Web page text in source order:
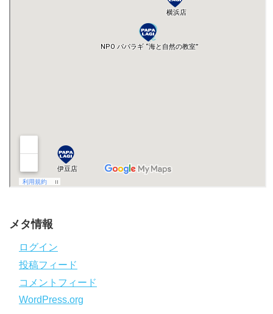
メタ情報
ログイン
投稿フィード
コメントフィード
WordPress.org